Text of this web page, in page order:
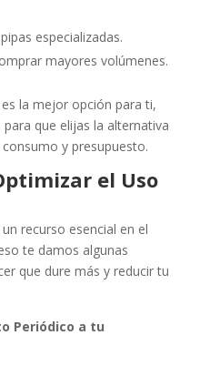
especializadas.
mayores volúmenes.
la mejor opción para ti,
que elijas la alternativa
y presupuesto.
el Uso
recurso esencial en el
te damos algunas
que dure más y reducir tu
Periódico a tu